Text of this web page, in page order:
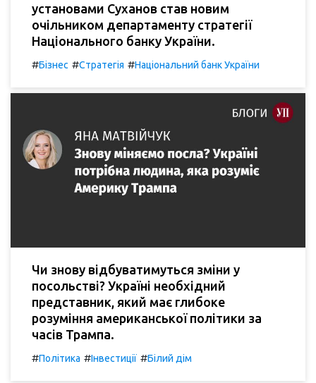
установами Суханов став новим
очільником департаменту стратегії
Національного банку України.
#Бізнес #Стратегія #Національний банк України
Чи знову відбуватимуться зміни у
посольстві? Україні необхідний
представник, який має глибоке
розуміння американської політики за
часів Трампа.
#Політика #Інвестиції #Білий дім